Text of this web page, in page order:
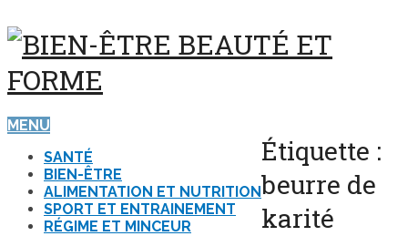
MENU
SANTÉ
BIEN-ÊTRE
ALIMENTATION ET NUTRITION
SPORT ET ENTRAINEMENT
RÉGIME ET MINCEUR
Étiquette :
beurre de
karité